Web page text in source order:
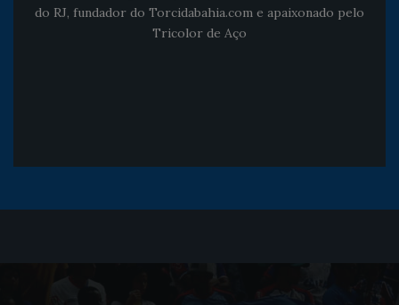
do RJ, fundador do Torcidabahia.com e apaixonado pelo
Tricolor de Aço